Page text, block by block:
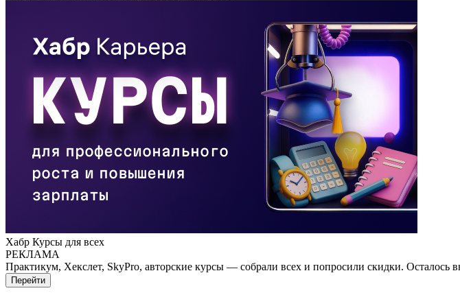
Хабр Курсы для всех
РЕКЛАМА
Практикум, Хекслет, SkyPro, авторские курсы — собрали всех и попросили скидки. Осталось
Перейти